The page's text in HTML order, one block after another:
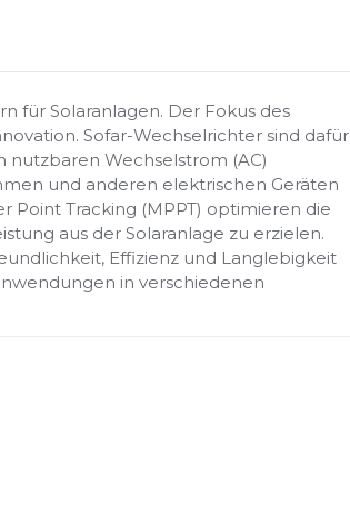
für Solaranlagen. Der Fokus des
Sofar-Wechselrichter sind dafür
nutzbaren Wechselstrom (AC)
und anderen elektrischen Geräten
Point Tracking (MPPT) optimieren die
aus der Solaranlage zu erzielen.
Effizienz und Langlebigkeit
in verschiedenen